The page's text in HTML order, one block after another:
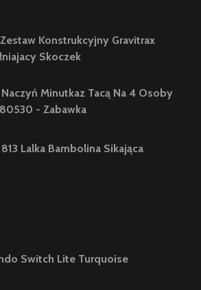
Konstrukcyjny Gravitrax
Skoczek
Minutkaz Tacą Na 4 Osoby
- Zabawka
Lalka Bambolina Sikająca
Switch Lite Turquoise